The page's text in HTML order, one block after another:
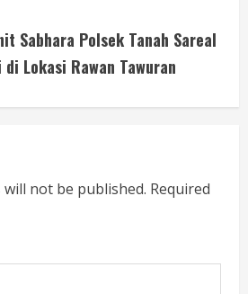
Sabhara Polsek Tanah Sareal
Lokasi Rawan Tawuran
not be published. Required